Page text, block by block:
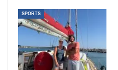
SPORTS